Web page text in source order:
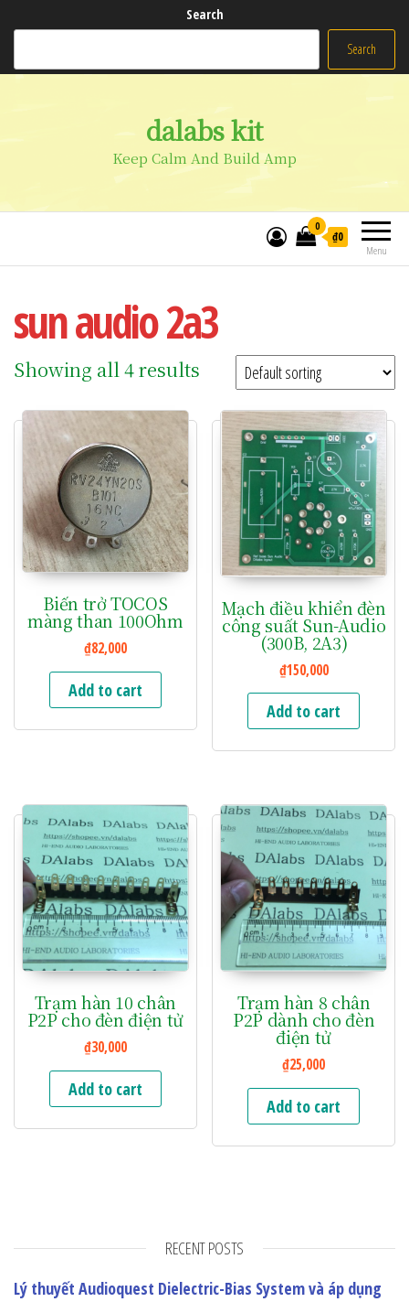
Search
Search
dalabs kit
Keep Calm And Build Amp
Menu
0
₫0
sun audio 2a3
Showing all 4 results
Biến trở TOCOS
màng than 100Ohm
₫82,000
Add to cart
Mạch điều khiển đèn
công suất Sun-Audio
(300B, 2A3)
₫150,000
Add to cart
Trạm hàn 10 chân
P2P cho đèn điện tử
₫30,000
Add to cart
Trạm hàn 8 chân
P2P dành cho đèn
điện tử
₫25,000
Add to cart
RECENT POSTS
Lý thuyết Audioquest Dielectric-Bias System và áp dụng